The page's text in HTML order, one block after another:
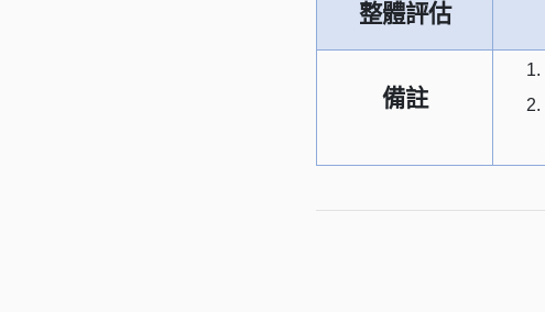
整體評估
備註